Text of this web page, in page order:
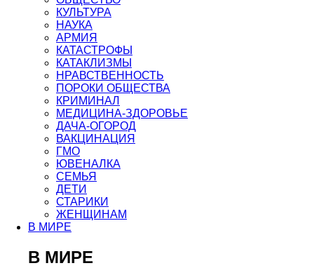
КУЛЬТУРА
НАУКА
АРМИЯ
КАТАСТРОФЫ
КАТАКЛИЗМЫ
НРАВСТВЕННОСТЬ
ПОРОКИ ОБЩЕСТВА
КРИМИНАЛ
МЕДИЦИНА-ЗДОРОВЬЕ
ДАЧА-ОГОРОД
ВАКЦИНАЦИЯ
ГМО
ЮВЕНАЛКА
СЕМЬЯ
ДЕТИ
СТАРИКИ
ЖЕНЩИНАМ
В МИРЕ
В МИРЕ